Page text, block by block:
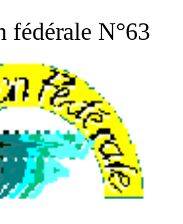
fédérale N°63